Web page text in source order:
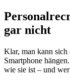
gar nicht
Klar, man kann sich
Smartphone
wie sie ist – und